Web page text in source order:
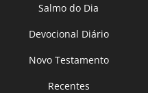
Salmo do Dia
Devocional Diário
Novo Testamento
Recentes